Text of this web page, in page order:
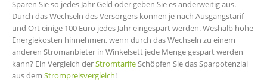
Sparen Sie so jedes Jahr Geld oder geben Sie es anderweitig aus.
Durch das Wechseln des Versorgers können je nach Ausgangstarif
und Ort einige 100 Euro jedes Jahr eingespart werden. Weshalb hohe
Energiekosten hinnehmen, wenn durch das Wechseln zu einem
anderen Stromanbieter in Winkelsett jede Menge gespart werden
kann? Ein Vergleich derStromtarife Schöpfen Sie das Sparpotenzial
aus dem Strompreisvergleich!